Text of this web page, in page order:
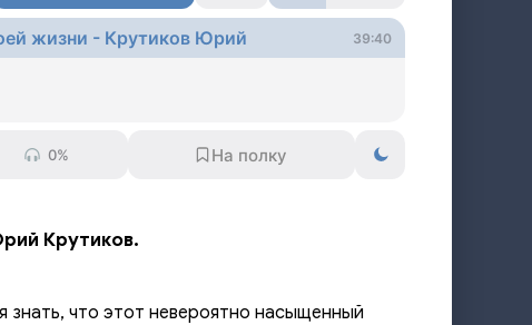
жизни - Крутиков Юрий 39:40
0%
Крутиков.
что этот невероятно насыщенный